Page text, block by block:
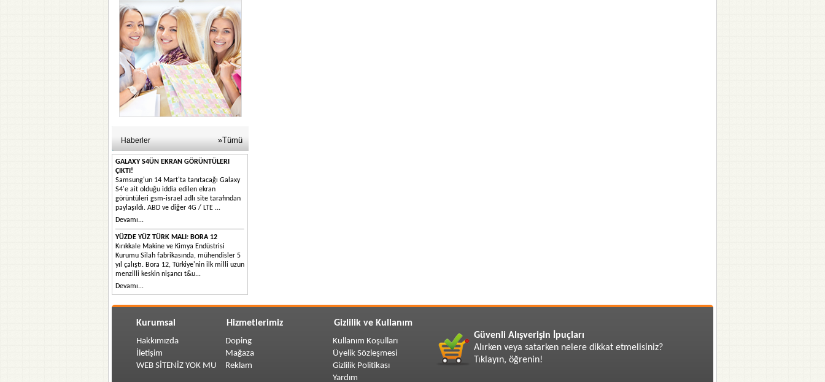
Haberler »Tümü
GALAXY S4ÜN EKRAN GÖRÜNTÜLERI
ÇIKTI!
Samsung'un 14 Mart'ta tanıtacağı Galaxy
S4'e ait olduğu iddia edilen ekran
görüntüleri gsm-israel adlı site tarafından
paylaşıldı. ABD ve diğer 4G / LTE ...
Devamı...
YÜZDE YÜZ TÜRK MALI: BORA 12
Kırıkkale Makine ve Kimya Endüstrisi
Kurumu Silah fabrikasında, mühendisler 5
yıl çalıştı. Bora 12, Türkiye'nin ilk milli uzun
menzilli keskin nişancı t&u...
Devamı...
Kurumsal Hizmetlerimiz
Gizlilik ve Kullanım
Güvenli Alışverişin İpuçları
Alırken veya satarken nelere dikkat etmelisiniz?
Tıklayın, öğrenin!
Hakkımızda
İletişim
WEB SİTENİZ YOK MU
Doping
Mağaza
Reklam
Kullanım Koşulları
Üyelik Sözleşmesi
Gizlilik Politikası
Yardım